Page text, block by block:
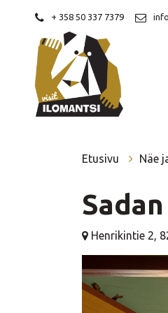
+ 358 50 337 7379
Etusivu Näe
Henrikintie 2,